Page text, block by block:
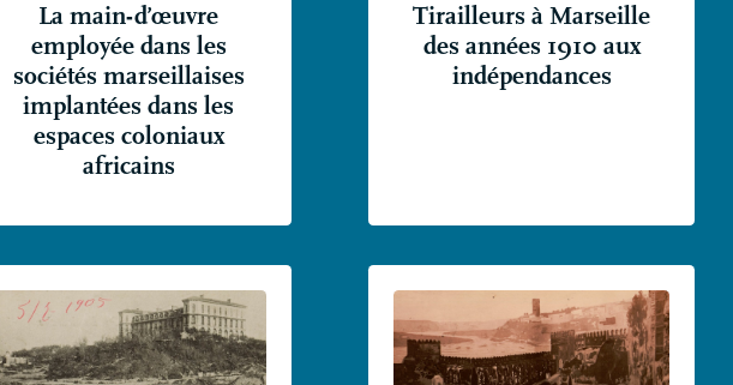
La main-d’œuvre
employée dans les
sociétés marseillaises
implantées dans les
espaces coloniaux
africains
Tirailleurs à Marseille
des années 1910 aux
indépendances